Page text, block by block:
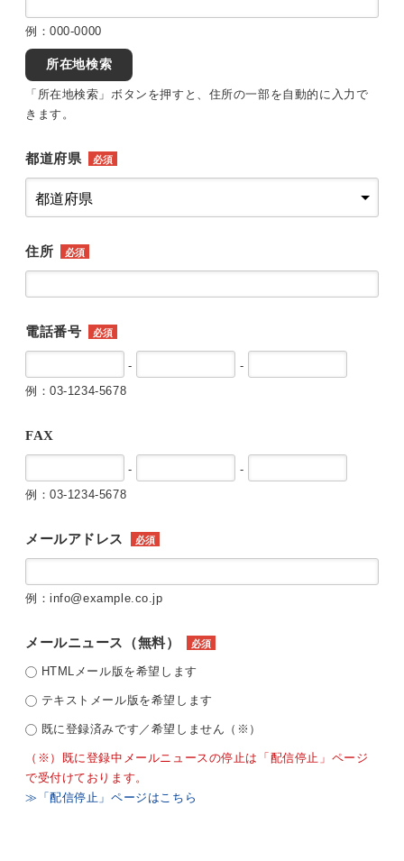
例：000-0000
所在地検索
「所在地検索」ボタンを押すと、住所の一部を自動的に入力で
きます。
都道府県 必須
住所 必須
電話番号 必須
-
-
例：03-1234-5678
FAX
-
-
例：03-1234-5678
メールアドレス 必須
例：info@example.co.jp
メールニュース（無料） 必須
HTMLメール版を希望します
テキストメール版を希望します
既に登録済みです／希望しません（※）
（※）既に登録中メールニュースの停止は「配信停止」ページ
で受付けております。
≫「配信停止」ページはこちら